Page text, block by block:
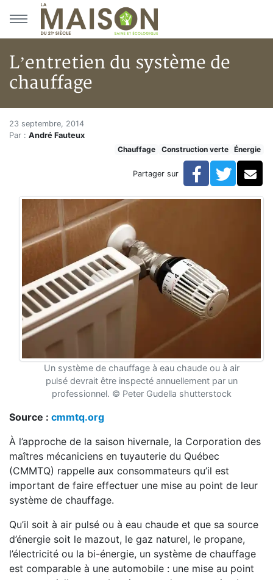
Aller au menu principal
Aller au contenu principal
L’entretien du système de
chauffage
Accueil
Articles
L’entretien du système de chauffage
L’entretien du système de
23 septembre, 2014
Par : André Fauteux
Chauffage
Construction verte Énergie
Partager sur Facebook
Un système de chauffage à eau chaude ou à air
pulsé devrait être inspecté annuellement par un
professionnel. © Peter Gudella shutterstock
Source : cmmtq.org
À l’approche de la saison hivernale, la Corporation des
maîtres mécaniciens en tuyauterie du Québec
(CMMTQ) rappelle aux consommateurs qu’il est
important de faire effectuer une mise au point de leur
système de chauffage.
Qu’il soit à air pulsé ou à eau chaude et que sa source
d’énergie soit le mazout, le gaz naturel, le propane,
l’électricité ou la bi-énergie, un système de chauffage
est comparable à une automobile : une mise au point